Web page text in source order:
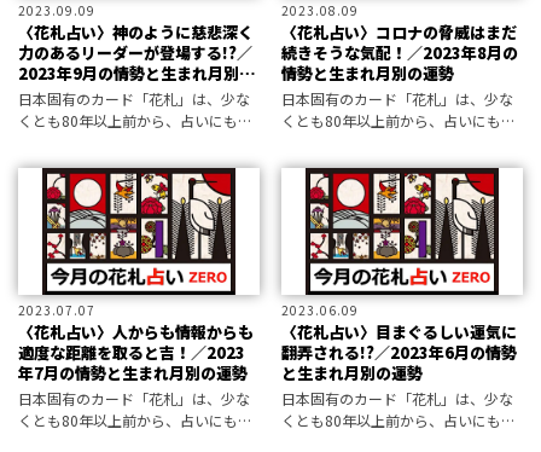
2023.09.09
〈花札占い〉神のように慈悲深く
力のあるリーダーが登場する!?／
2023年9月の情勢と生まれ月別の
運勢
日本固有のカード「花札」は、少な
くとも80年以上前から、占いにも使
せた占い師・ZEROさんが、今月の
あなたの運勢を占います！
2023.08.09
〈花札占い〉コロナの脅威はまだ
続きそうな気配！／2023年8月の
情勢と生まれ月別の運勢
日本固有のカード「花札」は、少な
くとも80年以上前から、占いにも使
せた占い師・ZEROさんが、今月の
あなたの運勢を占います！
2023.07.07
〈花札占い〉人からも情報からも
適度な距離を取ると吉！／2023
年7月の情勢と生まれ月別の運勢
日本固有のカード「花札」は、少な
くとも80年以上前から、占いにも使
2023.06.09
〈花札占い〉目まぐるしい運気に
翻弄される!?／2023年6月の情勢
と生まれ月別の運勢
日本固有のカード「花札」は、少な
くとも80年以上前から、占いにも使